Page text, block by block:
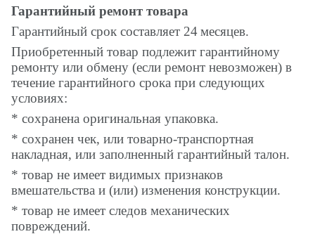
Гарантийный ремонт товара
Гарантийный срок составляет 24месяцев.
Приобретенный товар подлежит гарантийному
ремонту или обмену (если ремонт невозможен) в
течение гарантийного срока при следующих
условиях:
* сохранена оригинальная упаковка.
* сохранен чек, или товарно-транспортная
накладная, или заполненный гарантийный талон.
* товар не имеет видимых признаков
вмешательства и (или) изменения конструкции.
* товар не имеет следов механических
повреждений.